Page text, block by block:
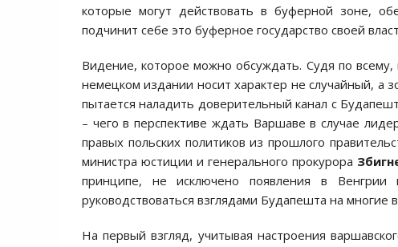
которые могут действовать в буферной зоне,
подчинит себе это буферное государство своей
Видение, которое можно обсуждать. Судя по
немецком издании носит характер не случайный, а
пытается наладить доверительный канал с
– чего в перспективе ждать Варшаве в случае
правых польских политиков из прошлого
министра юстиции и генерального прокурора
принципе, не исключено появления в Венгрии
руководствоваться взглядами Будапешта на многие
На первый взгляд, учитывая настроения